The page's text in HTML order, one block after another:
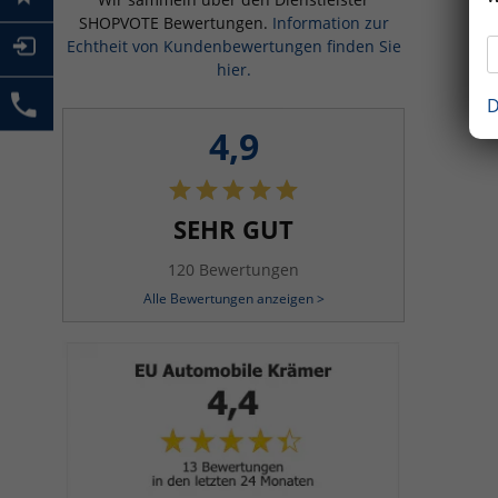
SHOPVOTE Bewertungen. Information zur
Echtheit von Kundenbewertungen finden Sie
hier.
4,9
SEHR GUT
120 Bewertungen
Alle Bewertungen anzeigen >